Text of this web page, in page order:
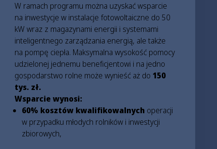
W ramach programu można uzyskać wsparcie
na inwestycje w instalacje fotowoltaiczne do 50
kW wraz z magazynami energii i systemami
inteligentnego zarządzania energią, ale także
na pompę ciepła. Maksymalna wysokość pomocy
udzielonej jednemu beneficjentowi i na jedno
gospodarstwo rolne może wynieść aż do 150
tys. zł.
Wsparcie wynosi:
60% kosztów kwalifikowalnych operacji
w przypadku młodych rolników i inwestycji
zbiorowych,